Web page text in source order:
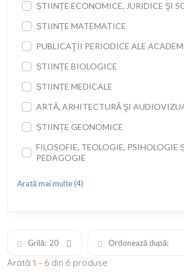
ȘTIINȚE ECONOMICE, JURIDICE ŞI
ȘTIINȚE MATEMATICE
PUBLICAŢII PERIODICE ALE
ȘTIINȚE BIOLOGICE
ȘTIINȚE MEDICALE
ARTĂ, ARHITECTURĂ ŞI
ȘTIINȚE GEONOMICE
FILOSOFIE, TEOLOGIE, PSIHOLOGIE
PEDAGOGIE
Arată mai multe (4)
Grilă: 20 Ordonează după:
Arată 1 - 6 din 6 produse